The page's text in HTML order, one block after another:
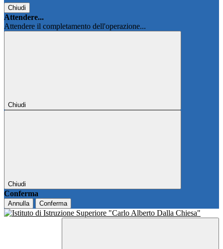
Chiudi
Attendere...
Attendere il completamento dell'operazione...
Chiudi
Chiudi
Conferma
Annulla Conferma